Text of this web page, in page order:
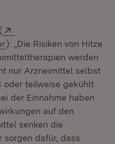
(
(Öffnet in neuem Fenster)
): „Die Risiken von Hitze
werden
nur Arzneimittel selbst
oder teilweise gekühlt
der Einnahme haben
auf den
senken die
sorgen dafür, dass